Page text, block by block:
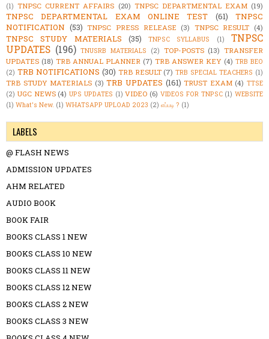
(1) TNPSC CURRENT AFFAIRS (20) TNPSC DEPARTMENTAL EXAM (19)
TNPSC DEPARTMENTAL EXAM ONLINE TEST (61)
TNPSC
NOTIFICATION (53) TNPSC PRESS RELEASE (3) TNPSC RESULT (4)
TNPSC STUDY MATERIALS (35) TNPSC SYLLABUS (1)
TNPSC
UPDATES (196) TNUSRB MATERIALS (2) TOP-POSTS (13) TRANSFER
UPDATES (18) TRB ANNUAL PLANNER (7) TRB ANSWER KEY (4) TRB BEO
(2) TRB NOTIFICATIONS (30) TRB RESULT (7) TRB SPECIAL TEACHERS (1)
TRB STUDY MATERIALS (3) TRB UPDATES (161) TRUST EXAM (4) TTSE
(2) UGC NEWS (4) UPS UPDATES (1) VIDEO (6) VIDEOS FOR TNPSC (1) WEBSITE
(1) What's New. (1) WHATSAPP UPLOAD 2023 (2) எப்படி ? (1)
LABELS
@ FLASH NEWS
ADMISSION UPDATES
AHM RELATED
AUDIO BOOK
BOOK FAIR
BOOKS CLASS 1 NEW
BOOKS CLASS 10 NEW
BOOKS CLASS 11 NEW
BOOKS CLASS 12 NEW
BOOKS CLASS 2 NEW
BOOKS CLASS 3 NEW